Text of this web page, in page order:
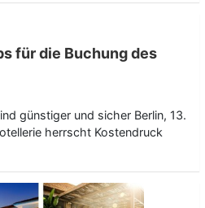
für die Buchung des
günstiger und sicher Berlin, 13.
herrscht Kostendruck